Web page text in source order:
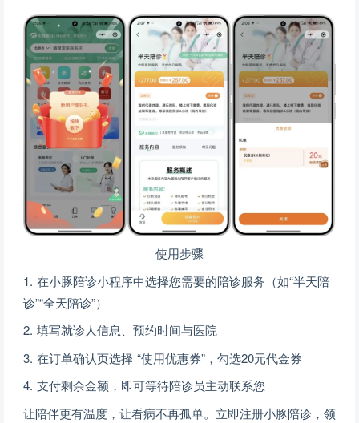
使用步骤
1. 在小豚陪诊小程序中选择您需要的陪诊服务（如“半天陪
诊”“全天陪诊”）
2. 填写就诊人信息、预约时间与医院
3. 在订单确认页选择 “使用优惠券”，勾选20元代金券
4. 支付剩余金额，即可等待陪诊员主动联系您
让陪伴更有温度，让看病不再孤单。立即注册小豚陪诊，领